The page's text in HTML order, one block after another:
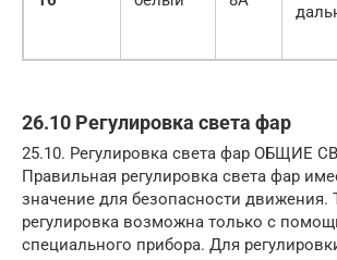
26.10 Регулировка света фар
25.10. Регулировка света фар ОБЩИЕ
Правильная регулировка света фар
значение для безопасности движения.
регулировка возможна только с
специального прибора. Для